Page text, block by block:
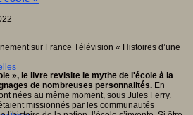
», le livre revisite le mythe de l'école à la
de nombreuses personnalités. En
nées au même moment, sous Jules Ferry.
missionnés par les communautés